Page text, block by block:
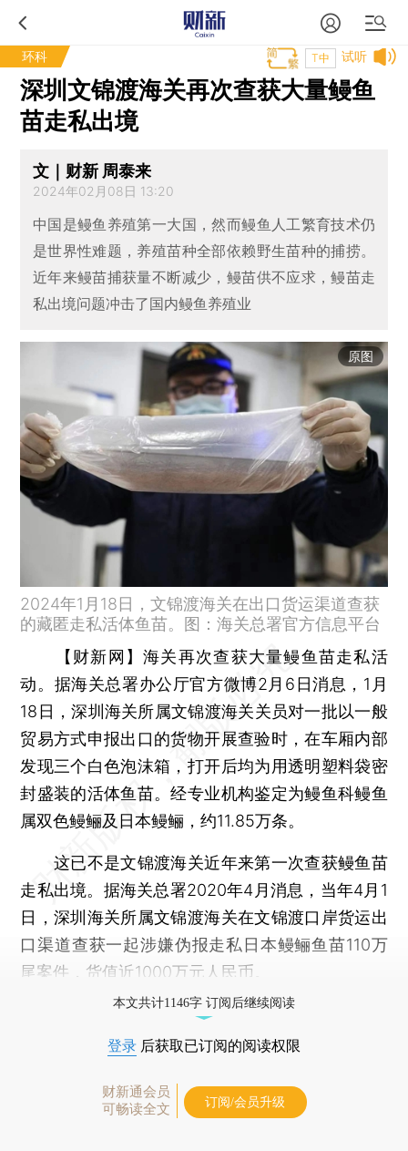
环科 试听
T中
深圳文锦渡海关再次查获大量鳗鱼
苗走私出境
文｜财新 周泰来
2024年02月08日 13:20
中国是鳗鱼养殖第一大国，然而鳗鱼人工繁育技术仍
是世界性难题，养殖苗种全部依赖野生苗种的捕捞。
近年来鳗苗捕获量不断减少，鳗苗供不应求，鳗苗走
私出境问题冲击了国内鳗鱼养殖业
原图
2024年1月18日，文锦渡海关在出口货运渠道查获
的藏匿走私活体鱼苗。图：海关总署官方信息平台
【财新网】海关再次查获大量鳗鱼苗走私活
动。据海关总署办公厅官方微博2月6日消息，1月
18日，深圳海关所属文锦渡海关关员对一批以一般
贸易方式申报出口的货物开展查验时，在车厢内部
发现三个白色泡沫箱，打开后均为用透明塑料袋密
封盛装的活体鱼苗。经专业机构鉴定为鳗鱼科鳗鱼
属双色鳗鲡及日本鳗鲡，约11.85万条。
这已不是文锦渡海关近年来第一次查获鳗鱼苗
走私出境。据海关总署2020年4月消息，当年4月1
日，深圳海关所属文锦渡海关在文锦渡口岸货运出
口渠道查获一起涉嫌伪报走私日本鳗鲡鱼苗110万
尾案件，货值近1000万元人民币。
本文共计1146字 订阅后继续阅读
登录 后获取已订阅的阅读权限
财新通会员
可畅读全文
订阅/会员升级